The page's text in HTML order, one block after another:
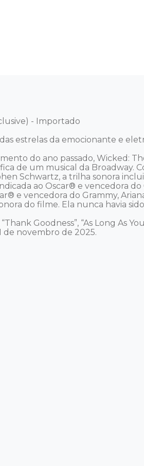
- Importado
estrelas da emocionante e
do ano passado, Wicked:
de um musical da Broadway.
Schwartz, a trilha sonora
ao Oscar® e vencedora
e vencedora do Grammy,
do filme. Ela nunca havia
Goodness”, “As Long As
de novembro de 2025.